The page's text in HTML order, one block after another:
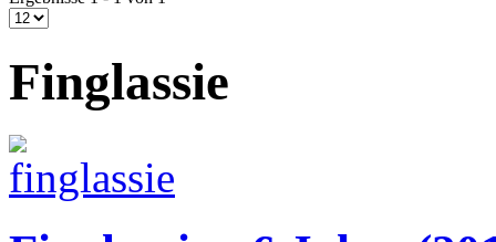
Finglassie